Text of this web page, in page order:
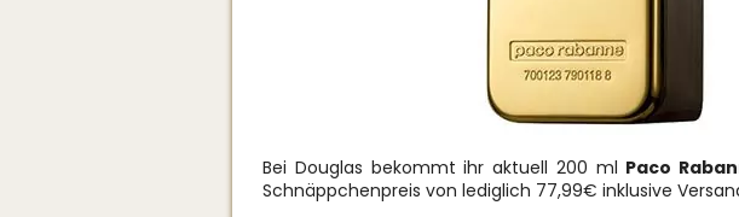
Bei Douglas bekommt ihr aktuell 200 ml Paco
Schnäppchenpreis von lediglich 77,99€ inklusive